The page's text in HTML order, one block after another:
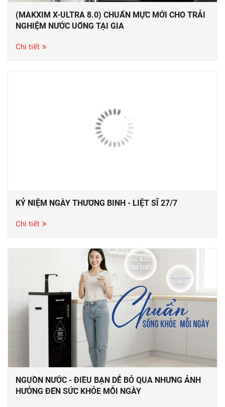
(MAKXIM X-ULTRA 8.0) CHUẨN MỰC MỚI CHO TRẢI
NGHIỆM NƯỚC UỐNG TẠI GIA
Chi tiết
KỶ NIỆM NGÀY THƯƠNG BINH - LIỆT SĨ 27/7
Chi tiết
NGUỒN NƯỚC - ĐIỀU BẠN DỄ BỎ QUA NHƯNG ẢNH
HƯỞNG ĐẾN SỨC KHỎE MỖI NGÀY